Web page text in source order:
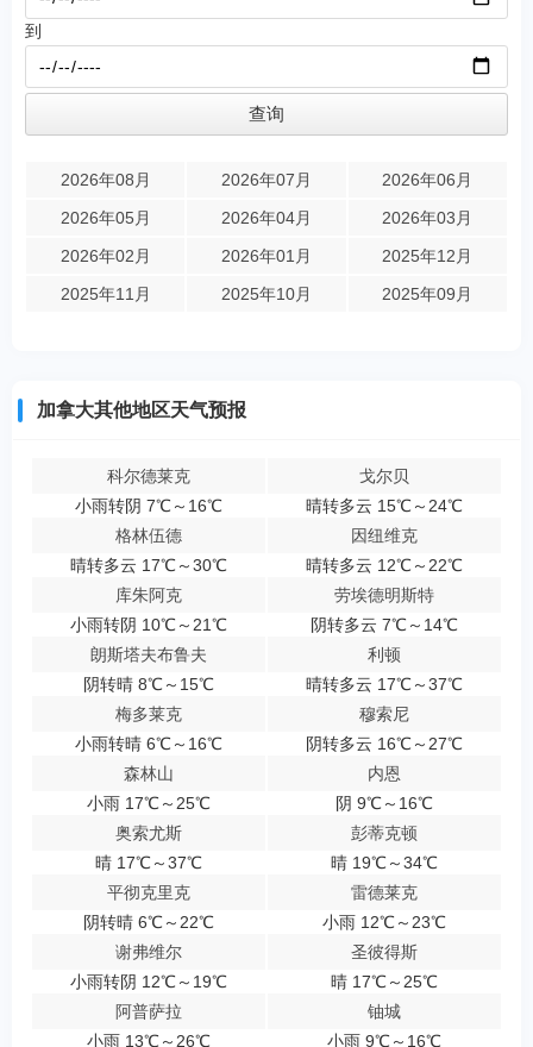
到
2026年08月 2026年07月
2026年06月
2026年05月
2026年04月
2026年03月
2026年02月
2026年01月
2025年12月
2025年11月
2025年10月 2025年09月
加拿大其他地区天气预报
科尔德莱克
小雨转阴 7℃～16℃
戈尔贝
晴转多云 15℃～24℃
格林伍德
晴转多云 17℃～30℃
因纽维克
晴转多云 12℃～22℃
库朱阿克
小雨转阴 10℃～21℃
劳埃德明斯特
阴转多云 7℃～14℃
朗斯塔夫布鲁夫
阴转晴 8℃～15℃
利顿
晴转多云 17℃～37℃
梅多莱克
小雨转晴 6℃～16℃
穆索尼
阴转多云 16℃～27℃
森林山
小雨 17℃～25℃
内恩
阴 9℃～16℃
奥索尤斯
晴 17℃～37℃
彭蒂克顿
晴 19℃～34℃
平彻克里克
阴转晴 6℃～22℃
雷德莱克
小雨 12℃～23℃
谢弗维尔
小雨转阴 12℃～19℃
圣彼得斯
晴 17℃～25℃
阿普萨拉
小雨 13℃～26℃
铀城
小雨 9℃～16℃